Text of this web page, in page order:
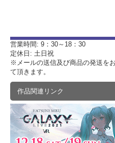
営業時間: 9：30～18：30
定休日: 土日祝
※メールの送信及び商品の発送を
て頂きます。
作品関連リンク